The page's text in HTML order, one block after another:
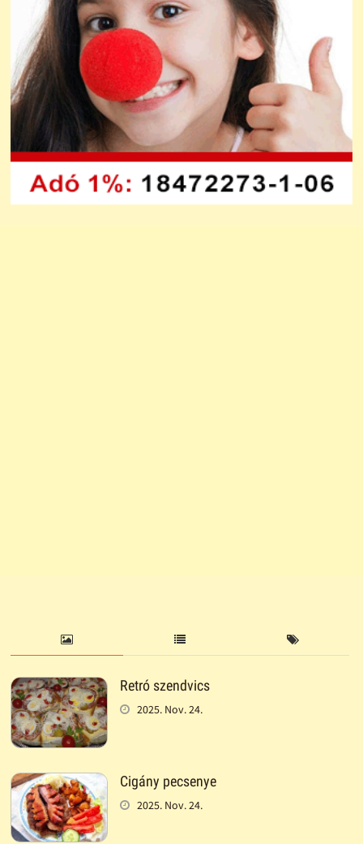
Retró szendvics
2025. Nov. 24.
Cigány pecsenye
2025. Nov. 24.